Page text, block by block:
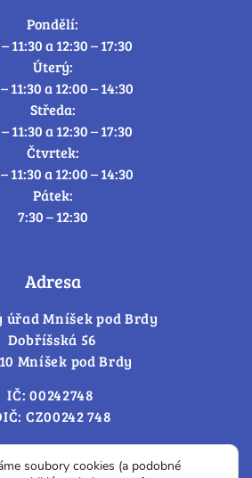
Pondělí:
11:30 a 12:30 – 17:30
Úterý:
11:30 a 12:00 – 14:30
Středa:
11:30 a 12:30 – 17:30
Čtvrtek:
11:30 a 12:00 – 14:30
Pátek:
7:30 – 12:30
Adresa
úřad Mníšek pod Brdy
Dobříšská 56
Mníšek pod Brdy
IČ: 00242748
CZ00242 748
– změna souhlasu
soubory cookies (a podobné